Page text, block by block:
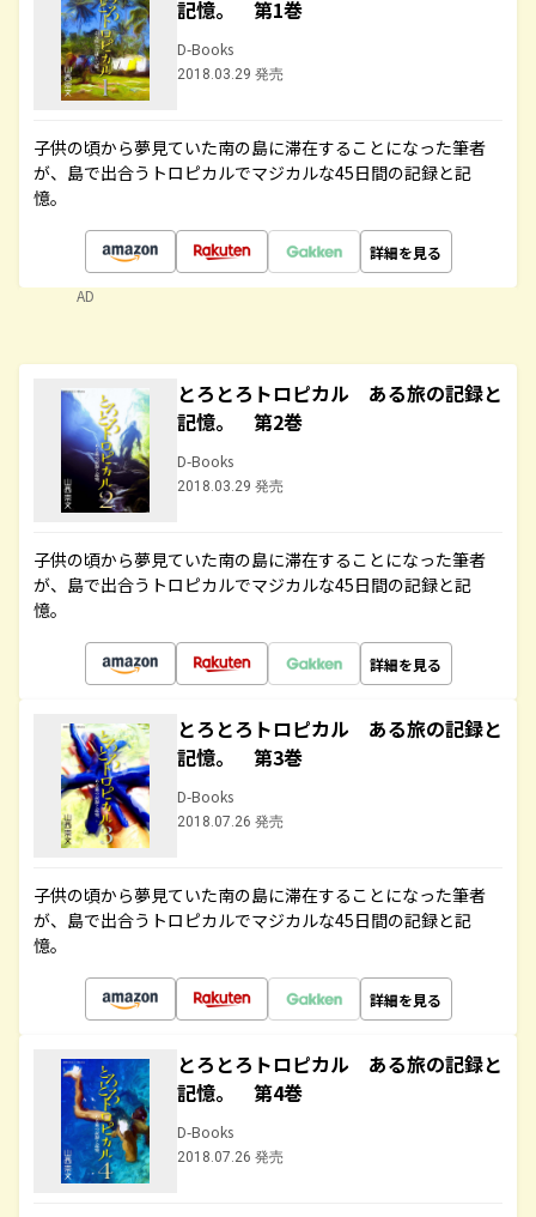
記憶。 第1巻
D-Books
2018.03.29 発売
子供の頃から夢見ていた南の島に滞在することになった筆者
が、島で出合うトロピカルでマジカルな45日間の記録と記
憶。
詳細を見る
AD
とろとろトロピカル ある旅の記録と
記憶。 第2巻
D-Books
2018.03.29 発売
子供の頃から夢見ていた南の島に滞在することになった筆者
が、島で出合うトロピカルでマジカルな45日間の記録と記
憶。
詳細を見る
とろとろトロピカル ある旅の記録と
記憶。 第3巻
D-Books
2018.07.26 発売
子供の頃から夢見ていた南の島に滞在することになった筆者
が、島で出合うトロピカルでマジカルな45日間の記録と記
憶。
詳細を見る
とろとろトロピカル ある旅の記録と
記憶。 第4巻
D-Books
2018.07.26 発売